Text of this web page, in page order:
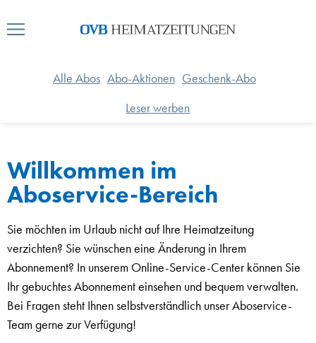
Alle Abos Abo-Aktionen Geschenk-Abo
Leser werben
Willkommen im
Aboservice-Bereich
Sie möchten im Urlaub nicht auf Ihre Heimatzeitung
verzichten? Sie wünschen eine Änderung in Ihrem
Abonnement? In unserem Online-Service-Center können Sie
Ihr gebuchtes Abonnement einsehen und bequem verwalten.
Bei Fragen steht Ihnen selbstverständlich unser Aboservice-
Team gerne zur Verfügung!